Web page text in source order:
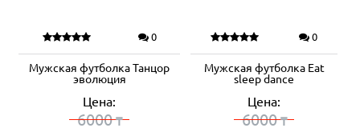
0
Мужская футболка Танцор
эволюция
Цена:
6000₸
0
Мужская футболка Eat
sleep dance
Цена:
6000₸